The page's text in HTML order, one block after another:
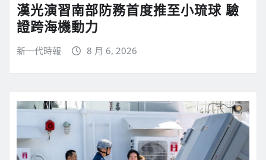
漢光演習南部防務首度推至小琉球 驗
證跨海機動力
新一代時報 8 月 6, 2026